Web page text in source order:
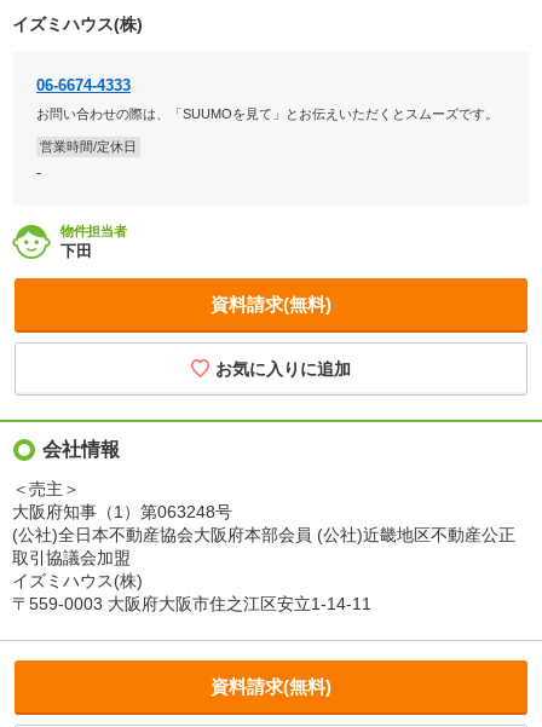
イズミハウス(株)
06-6674-4333
お問い合わせの際は、「SUUMOを見て」とお伝えいただくとスムーズです。
営業時間/定休日
-
物件担当者
下田
資料請求(無料)
会社情報
＜売主＞
大阪府知事（1）第063248号
(公社)全日本不動産協会大阪府本部会員 (公社)近畿地区不動産公正
取引協議会加盟
イズミハウス(株)
〒559-0003 大阪府大阪市住之江区安立1-14-11
資料請求(無料)